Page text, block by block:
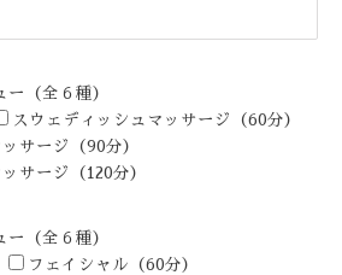
（全６種）
スウェディッシュマッサージ（60分）
サージ（90分）
サージ（120分）
（全６種）
フェイシャル（60分）